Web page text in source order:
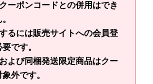
ーポンコードとの併用はでき
るには販売サイトへの会員登
です。
よび同梱発送限定商品はクー
外です。